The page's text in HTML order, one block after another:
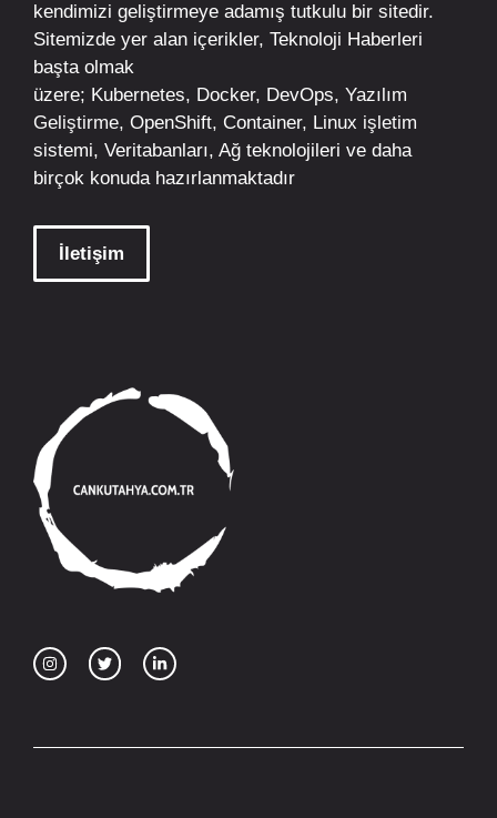
kendimizi geliştirmeye adamış tutkulu bir sitedir.
Sitemizde yer alan içerikler, Teknoloji Haberleri
başta olmak
üzere; Kubernetes, Docker, DevOps, Yazılım
Geliştirme, OpenShift, Container, Linux işletim
sistemi, Veritabanları, Ağ teknolojileri ve daha
birçok konuda hazırlanmaktadır
İletişim